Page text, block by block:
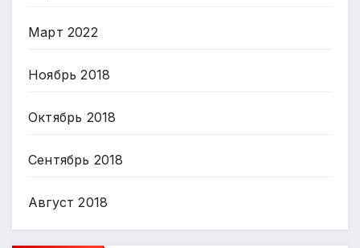
Март 2022
Ноябрь 2018
Октябрь 2018
Сентябрь 2018
Август 2018